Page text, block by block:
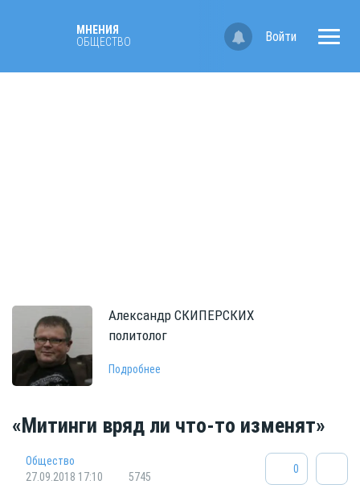
МНЕНИЯ
ОБЩЕСТВО
Войти
Александр СКИПЕРСКИХ
политолог
Подробнее
«Митинги вряд ли что-то изменят»
Общество
27.09.2018 17:10
5745
0